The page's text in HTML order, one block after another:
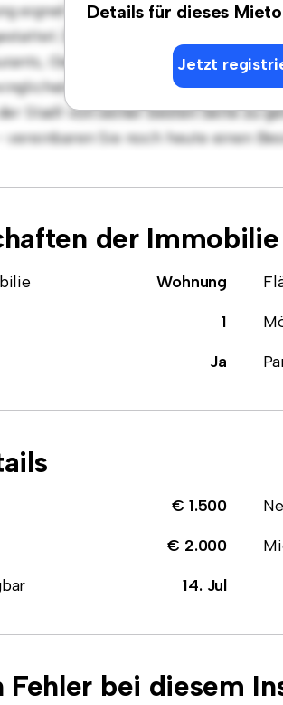
Details für dieses
Jetzt
eignet sich perfekt für Gäste, und
Dank der erstklassigen Lage
Geschäften und
Preis von € 1.500 ist diese
Stadt von seiner besten Seite zu
vereinbaren Sie noch heute einen
der Immobilie
Wohnung
1
Ja
€ 1.500
€ 2.000
14. Jul
Fehler bei diesem